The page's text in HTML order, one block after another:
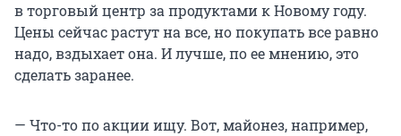
в торговый центр за продуктами к Новому году.
Цены сейчас растут на все, но покупать все равно
надо, вздыхает она. И лучше, по ее мнению, это
сделать заранее.
— Что-то по акции ищу. Вот, майонез, например,